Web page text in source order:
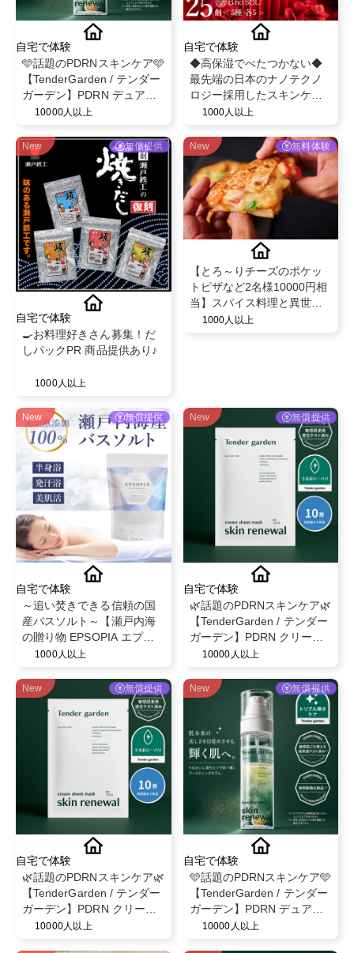
自宅で体験
🩵話題のPDRNスキンケア🩵
【TenderGarden / テンダー
ガーデン】PDRN デュアル
ブースト 美容液ミスト モニ
10000人以上
自宅で体験
◆高保湿でべたつかない◆
最先端の日本のナノテクノ
ロジー採用したスキンケア/
最大8つのフリー処方
アルセット5日分】
1000人以上
New 無償提供
自宅で体験
🍳お料理好きさん募集！だ
しパックPR 商品提供あり♪
1000人以上
New 無料体験
【とろ～りチーズのポケッ
トピザなど2名様10000円相
当】スパイス料理と異世界
空間で話題のビストロ"MAD
1000人以上
New 無償提供
自宅で体験
～追い焚きできる信頼の国
産バスソルト～【瀬戸内海
の贈り物 EPSOPIA エプソ
ピア】@EPSOPIA
1000人以上
New 無償提供
自宅で体験
🌿話題のPDRNスキンケア🌿
【TenderGarden / テンダー
ガーデン】PDRN クリーム
シートマスク 30g × 5枚 モ
10000人以上
New 無償提供
自宅で体験
🌿話題のPDRNスキンケア🌿
【TenderGarden / テンダー
ガーデン】PDRN クリーム
シートマスク 30g × 5枚 モ
10000人以上
New 無償提供
自宅で体験
🩵話題のPDRNスキンケア🩵
【TenderGarden / テンダー
ガーデン】PDRN デュアル
ブースト 美容液ミスト モニ
10000人以上